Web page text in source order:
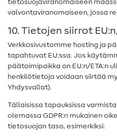
tietosuojaviranomaiseen
valvontaviranomaiseen, jossa
10. Tietojen siirrot
Verkkosivustomme hosting ja
tapahtuvat EU:ssa. Jos
päätoimipaikka on EU:n/ETA:n
henkilötietoja voidaan siirtää
Yhdysvallat).
Tällaisissa tapauksissa
olemassa GDPR:n mukainen
tietosuojan taso, esimerkiksi: